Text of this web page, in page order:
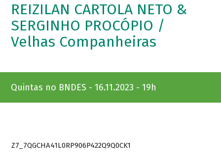
REIZILAN CARTOLA NETO &
SERGINHO PROCÓPIO /
Velhas Companheiras
Quintas no BNDES - 16.11.2023 - 19h
Z7_7QGCHA41L0RP906P422Q9Q0CK1